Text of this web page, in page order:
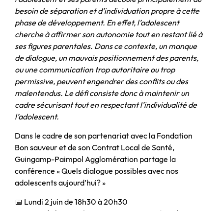
besoin de séparation et d’individuation propre à cette
phase de développement. En effet, l’adolescent
cherche à affirmer son autonomie tout en restant lié à
ses figures parentales. Dans ce contexte, un manque
de dialogue, un mauvais positionnement des parents,
ou une communication trop autoritaire ou trop
permissive, peuvent engendrer des conflits ou des
malentendus. Le défi consiste donc à maintenir un
cadre sécurisant tout en respectant l’individualité de
l’adolescent.
Dans le cadre de son partenariat avec la Fondation
Bon sauveur et de son Contrat Local de Santé,
Guingamp-Paimpol Agglomération partage la
conférence « Quels dialogue possibles avec nos
adolescents aujourd’hui? »
📅 Lundi 2 juin de 18h30 à 20h30